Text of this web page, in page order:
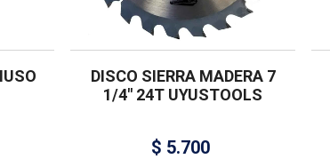
DISCO SIERRA MADERA 7
1/4″ 24T UYUSTOOLS
$ 5.700